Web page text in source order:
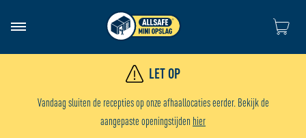
Ga naar
LET OP
Vandaag sluiten de recepties op onze afhaallocaties eerder. Bekijk de
aangepaste openingstijden hier